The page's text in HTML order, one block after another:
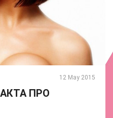
12 May 2015
ПРО